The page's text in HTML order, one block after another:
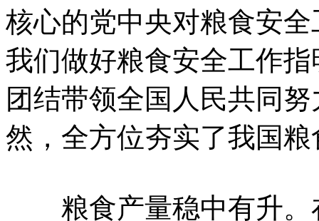
核心的党中央对粮食安
我们做好粮食安全工作
团结带领全国人民共同
然，全方位夯实了我国
粮食产量稳中有升。